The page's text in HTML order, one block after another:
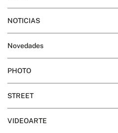
NOTICIAS
Novedades
PHOTO
STREET
VIDEOARTE